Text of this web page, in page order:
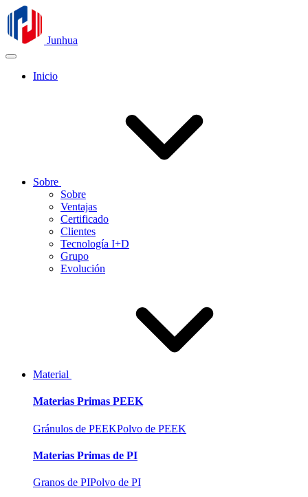
Junhua
Inicio
Sobre
Sobre
Ventajas
Certificado
Clientes
Tecnología I+D
Grupo
Evolución
Material
Materias Primas PEEK
Gránulos de PEEKPolvo de PEEK
Materias Primas de PI
Granos de PIPolvo de PI